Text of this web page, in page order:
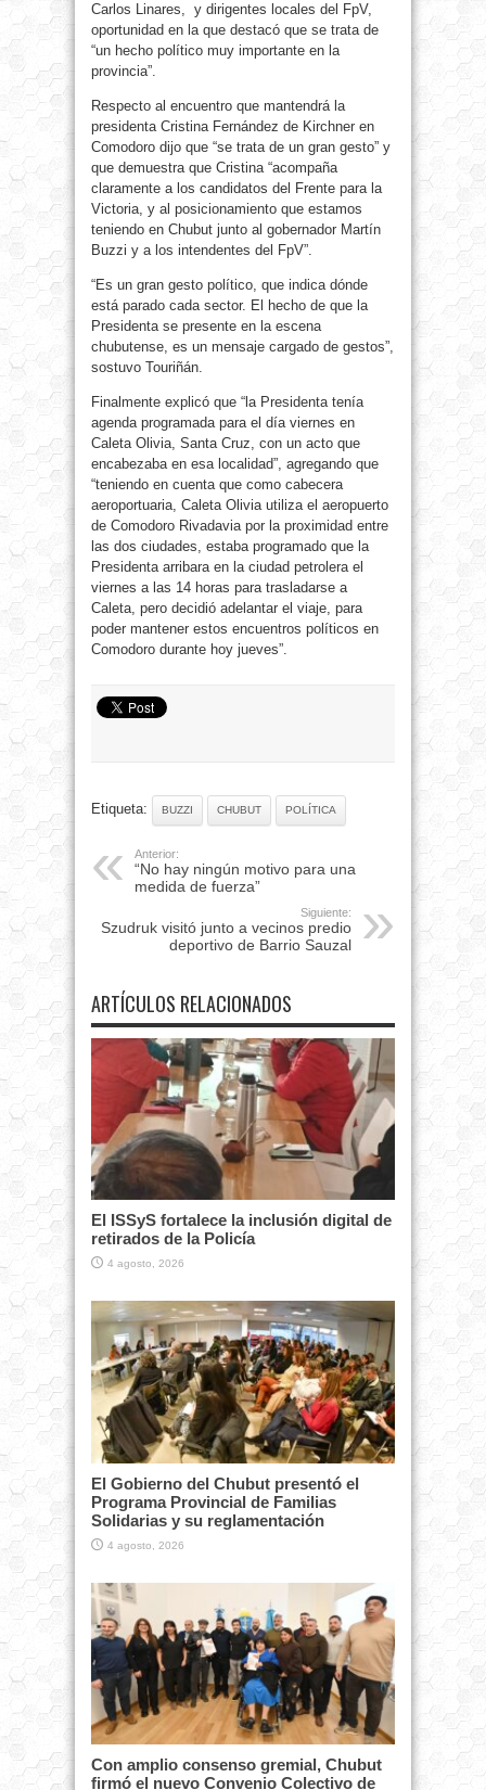
Carlos Linares, y dirigentes locales del FpV,
oportunidad en la que destacó que se trata de
“un hecho político muy importante en la
provincia”.
Respecto al encuentro que mantendrá la
presidenta Cristina Fernández de Kirchner en
Comodoro dijo que “se trata de un gran gesto” y
que demuestra que Cristina “acompaña
claramente a los candidatos del Frente para la
Victoria, y al posicionamiento que estamos
teniendo en Chubut junto al gobernador Martín
Buzzi y a los intendentes del FpV”.
“Es un gran gesto político, que indica dónde
está parado cada sector. El hecho de que la
Presidenta se presente en la escena
chubutense, es un mensaje cargado de gestos”,
sostuvo Touriñán.
Finalmente explicó que “la Presidenta tenía
agenda programada para el día viernes en
Caleta Olivia, Santa Cruz, con un acto que
encabezaba en esa localidad”, agregando que
“teniendo en cuenta que como cabecera
aeroportuaria, Caleta Olivia utiliza el aeropuerto
de Comodoro Rivadavia por la proximidad entre
las dos ciudades, estaba programado que la
Presidenta arribara en la ciudad petrolera el
viernes a las 14 horas para trasladarse a
Caleta, pero decidió adelantar el viaje, para
poder mantener estos encuentros políticos en
Comodoro durante hoy jueves”.
Etiqueta: BUZZI CHUBUT POLÍTICA
Anterior:
“No hay ningún motivo para una
medida de fuerza”
Siguiente:
Szudruk visitó junto a vecinos predio
deportivo de Barrio Sauzal
ARTÍCULOS RELACIONADOS
El ISSyS fortalece la inclusión digital de
retirados de la Policía
4 agosto, 2026
El Gobierno del Chubut presentó el
Programa Provincial de Familias
Solidarias y su reglamentación
4 agosto, 2026
Con amplio consenso gremial, Chubut
firmó el nuevo Convenio Colectivo de